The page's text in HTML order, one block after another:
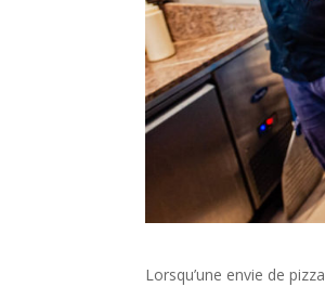
Lorsqu’une envie de